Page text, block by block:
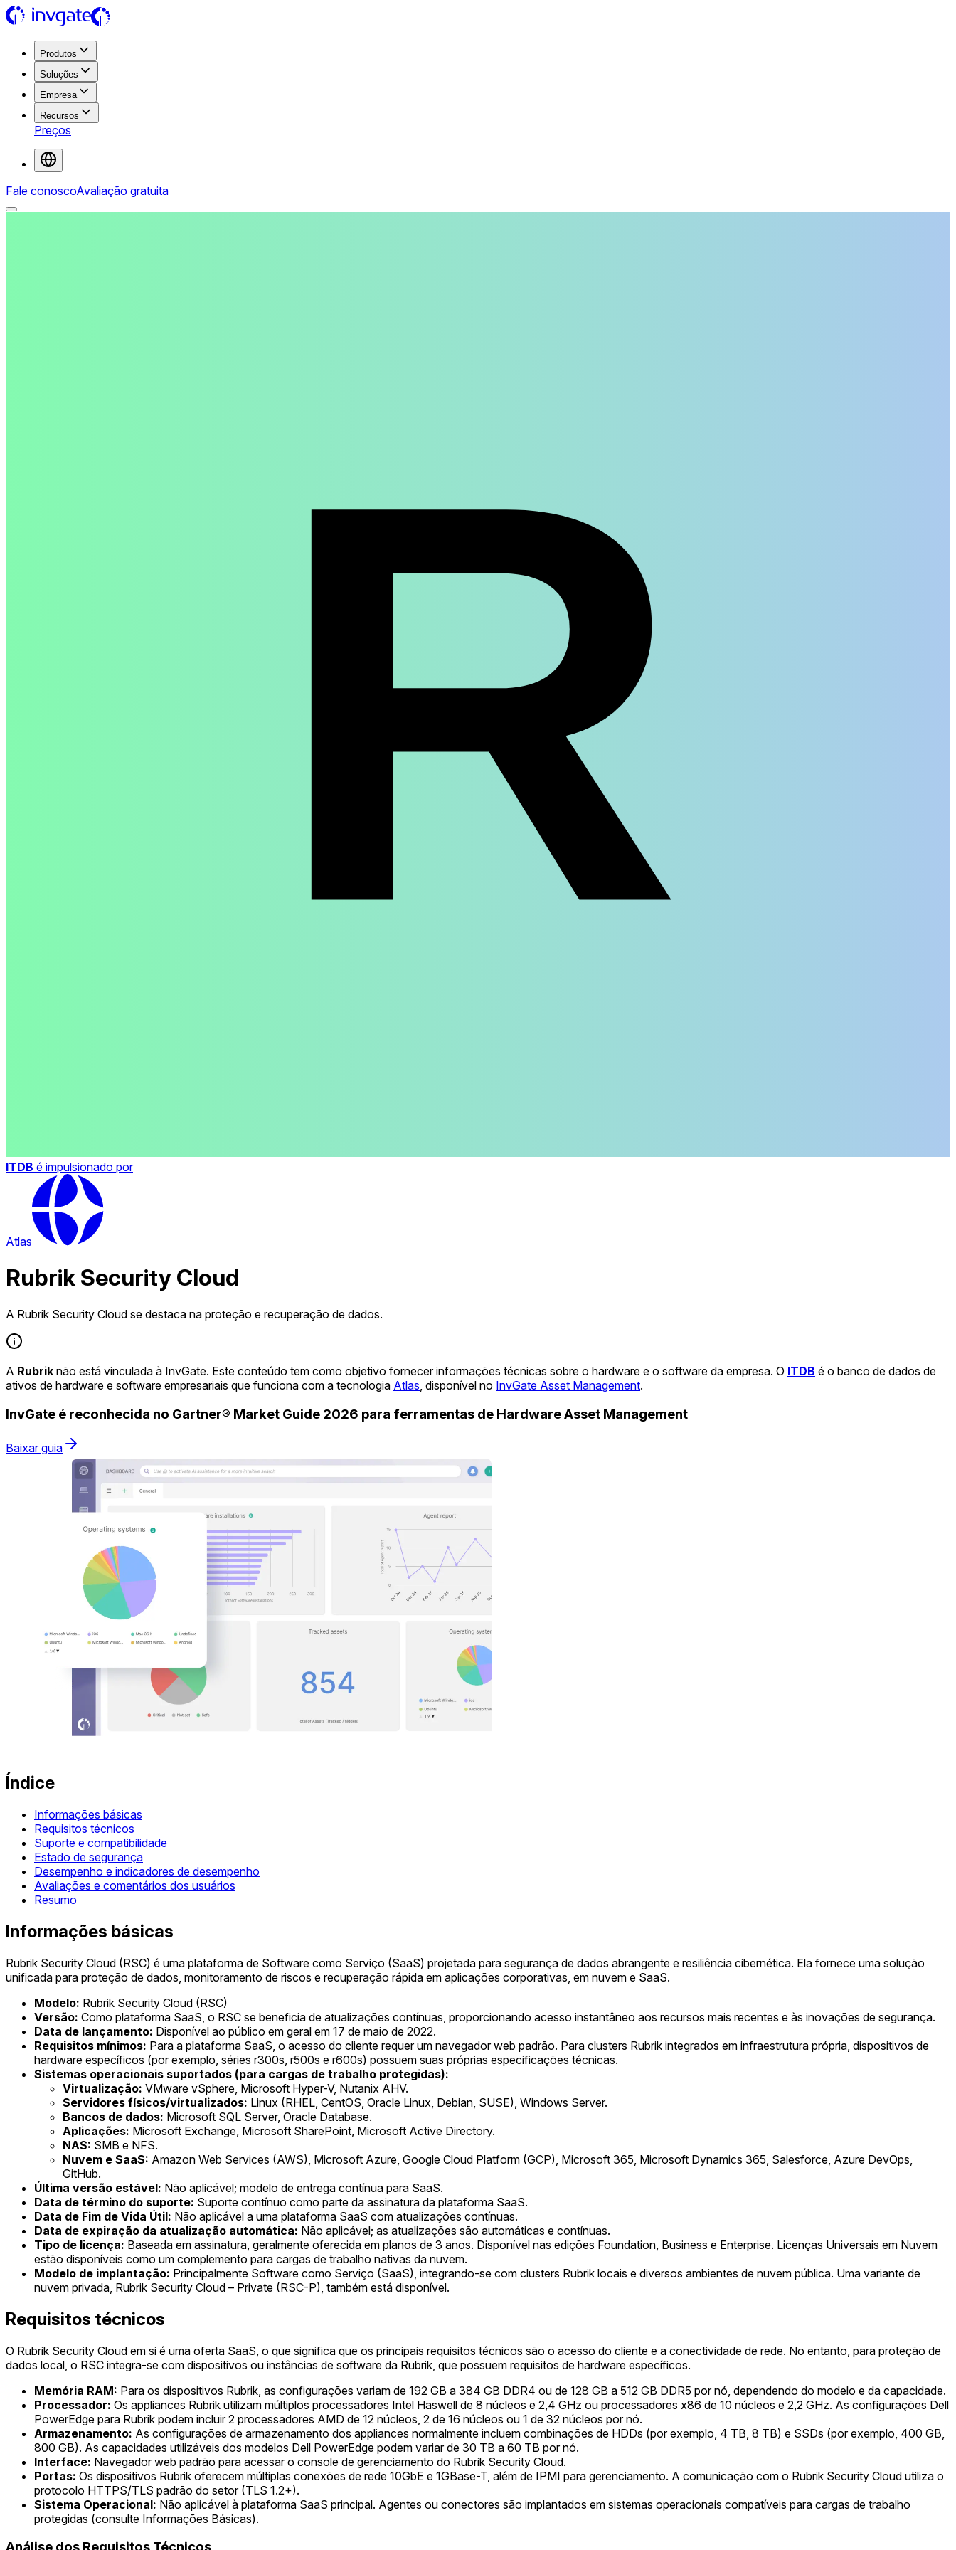
Produtos
Soluções
Empresa
Recursos
Preços
Fale conoscoAvaliação gratuita
ITDB é impulsionado por
Atlas
Rubrik Security Cloud
A Rubrik Security Cloud se destaca na proteção e recuperação de dados.
A Rubrik não está vinculada à InvGate. Este conteúdo tem como objetivo fornecer informações técnicas sobre o hardware e o software da empresa. O ITDB é o banco de dados de
ativos de hardware e software empresariais que funciona com a tecnologia Atlas , disponível no InvGate Asset Management.
InvGate é reconhecida no Gartner® Market Guide 2026 para ferramentas de Hardware Asset Management
Baixar guia
Índice
Informações básicas
Requisitos técnicos
Suporte e compatibilidade
Estado de segurança
Desempenho e indicadores de desempenho
Avaliações e comentários dos usuários
Resumo
Informações básicas
Rubrik Security Cloud (RSC) é uma plataforma de Software como Serviço (SaaS) projetada para segurança de dados abrangente e resiliência cibernética. Ela fornece uma solução
unificada para proteção de dados, monitoramento de riscos e recuperação rápida em aplicações corporativas, em nuvem e SaaS.
Modelo: Rubrik Security Cloud (RSC)
Versão: Como plataforma SaaS, o RSC se beneficia de atualizações contínuas, proporcionando acesso instantâneo aos recursos mais recentes e às inovações de segurança.
Data de lançamento: Disponível ao público em geral em 17 de maio de 2022.
Requisitos mínimos: Para a plataforma SaaS, o acesso do cliente requer um navegador web padrão. Para clusters Rubrik integrados em infraestrutura própria, dispositivos de
hardware específicos (por exemplo, séries r300s, r500s e r600s) possuem suas próprias especificações técnicas.
Sistemas operacionais suportados (para cargas de trabalho protegidas):
Virtualização: VMware vSphere, Microsoft Hyper-V, Nutanix AHV.
Servidores físicos/virtualizados: Linux (RHEL, CentOS, Oracle Linux, Debian, SUSE), Windows Server.
Bancos de dados: Microsoft SQL Server, Oracle Database.
Aplicações: Microsoft Exchange, Microsoft SharePoint, Microsoft Active Directory.
NAS: SMB e NFS.
Nuvem e SaaS: Amazon Web Services (AWS), Microsoft Azure, Google Cloud Platform (GCP), Microsoft 365, Microsoft Dynamics 365, Salesforce, Azure DevOps,
GitHub.
Última versão estável: Não aplicável; modelo de entrega contínua para SaaS.
Data de término do suporte: Suporte contínuo como parte da assinatura da plataforma SaaS.
Data de Fim de Vida Útil: Não aplicável a uma plataforma SaaS com atualizações contínuas.
Data de expiração da atualização automática: Não aplicável; as atualizações são automáticas e contínuas.
Tipo de licença: Baseada em assinatura, geralmente oferecida em planos de 3 anos. Disponível nas edições Foundation, Business e Enterprise. Licenças Universais em Nuvem
estão disponíveis como um complemento para cargas de trabalho nativas da nuvem.
Modelo de implantação: Principalmente Software como Serviço (SaaS), integrando-se com clusters Rubrik locais e diversos ambientes de nuvem pública. Uma variante de
nuvem privada, Rubrik Security Cloud – Private (RSC-P), também está disponível.
Requisitos técnicos
O Rubrik Security Cloud em si é uma oferta SaaS, o que significa que os principais requisitos técnicos são o acesso do cliente e a conectividade de rede. No entanto, para proteção de
dados local, o RSC integra-se com dispositivos ou instâncias de software da Rubrik, que possuem requisitos de hardware específicos.
Memória RAM: Para os dispositivos Rubrik, as configurações variam de 192 GB a 384 GB DDR4 ou de 128 GB a 512 GB DDR5 por nó, dependendo do modelo e da capacidade.
Processador: Os appliances Rubrik utilizam múltiplos processadores Intel Haswell de 8 núcleos e 2,4 GHz ou processadores x86 de 10 núcleos e 2,2 GHz. As configurações Dell
PowerEdge para Rubrik podem incluir 2 processadores AMD de 12 núcleos, 2 de 16 núcleos ou 1 de 32 núcleos por nó.
Armazenamento: As configurações de armazenamento dos appliances normalmente incluem combinações de HDDs (por exemplo, 4 TB, 8 TB) e SSDs (por exemplo, 400 GB,
800 GB). As capacidades utilizáveis dos modelos Dell PowerEdge podem variar de 30 TB a 60 TB por nó.
Interface: Navegador web padrão para acessar o console de gerenciamento do Rubrik Security Cloud.
Portas: Os dispositivos Rubrik oferecem múltiplas conexões de rede 10GbE e 1GBase-T, além de IPMI para gerenciamento. A comunicação com o Rubrik Security Cloud utiliza o
protocolo HTTPS/TLS padrão do setor (TLS 1.2+).
Sistema Operacional: Não aplicável à plataforma SaaS principal. Agentes ou conectores são implantados em sistemas operacionais compatíveis para cargas de trabalho
protegidas (consulte Informações Básicas).